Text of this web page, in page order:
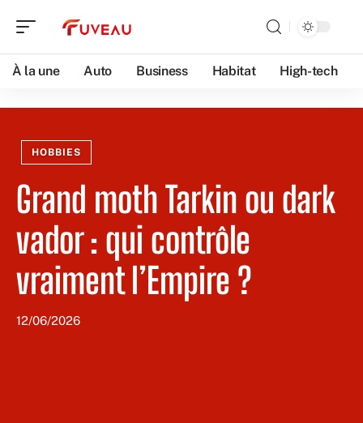
À la une Auto Business Habitat High-tech
HOBBIES
Grand moth Tarkin ou dark
vador : qui contrôle
vraiment l’Empire ?
12/06/2026